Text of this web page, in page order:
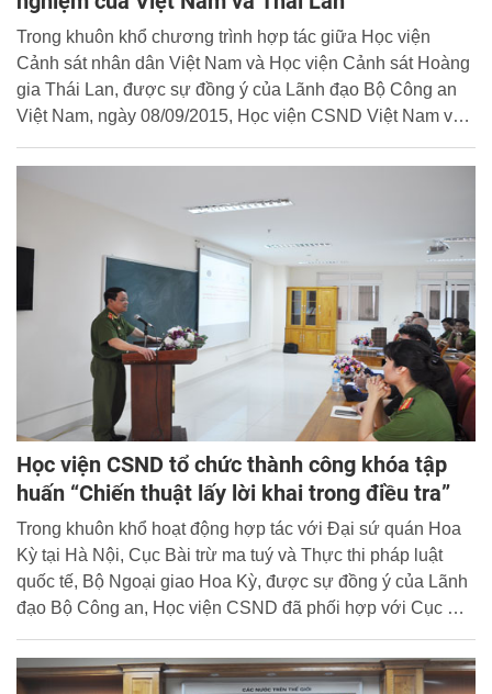
Trong khuôn khổ chương trình hợp tác giữa Học viện
Cảnh sát nhân dân Việt Nam và Học viện Cảnh sát Hoàng
gia Thái Lan, được sự đồng ý của Lãnh đạo Bộ Công an
Việt Nam, ngày 08/09/2015, Học viện CSND Việt Nam và
học với chủ đề “Hợp tác Cảnh sát trong bối cảnh thành lập
Cộng đồng ASEAN - Kinh nghiệm của Việt Nam và Thái
Học viện CSND tổ chức thành công khóa tập
huấn “Chiến thuật lấy lời khai trong điều tra”
Trong khuôn khổ hoạt động hợp tác với Đại sứ quán Hoa
Kỳ tại Hà Nội, Cục Bài trừ ma tuý và Thực thi pháp luật
quốc tế, Bộ Ngoại giao Hoa Kỳ, được sự đồng ý của Lãnh
đạo Bộ Công an, Học viện CSND đã phối hợp với Cục Đối
“Chiến thuật lấy lời khai trong điều tra”.